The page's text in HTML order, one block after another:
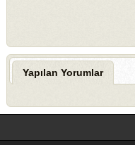
Yapılan Yorumlar